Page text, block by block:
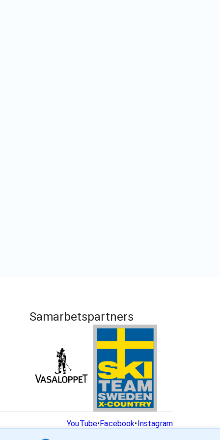
Samarbetspartners
YouTube•Facebook•Instagram